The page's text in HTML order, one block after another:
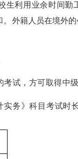
生利用业余时间
外籍人员在境外的
试，方可取得中
实务》科目考试时